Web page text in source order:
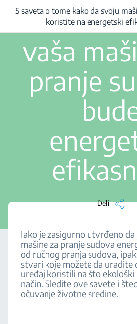
saveta o tome kako da svoju mašinu za
5
vaša
pranje
Deli
5 saveta o tome kako da svoju
koristite na energetski
Iako je zasigurno utvrđeno
mašine za pranje sudova
od ručnog pranja sudova,
stvari koje možete da uradite
uređaj koristili na što
način. Sledite ove savete i
očuvanje životne sredine.